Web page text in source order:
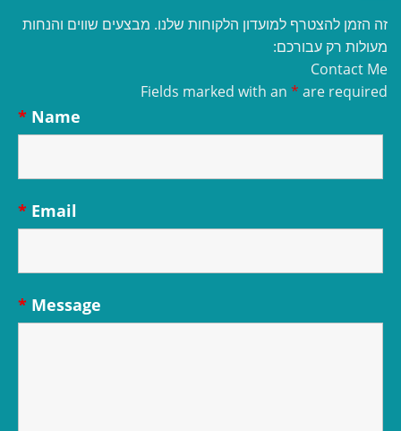
זה הזמן להצטרף למועדון הלקוחות שלנו. מבצעים שווים והנחות
מעולות רק עבורכם:
Contact Me
Fields marked with an * are required
Name
*
Email
*
Message
*